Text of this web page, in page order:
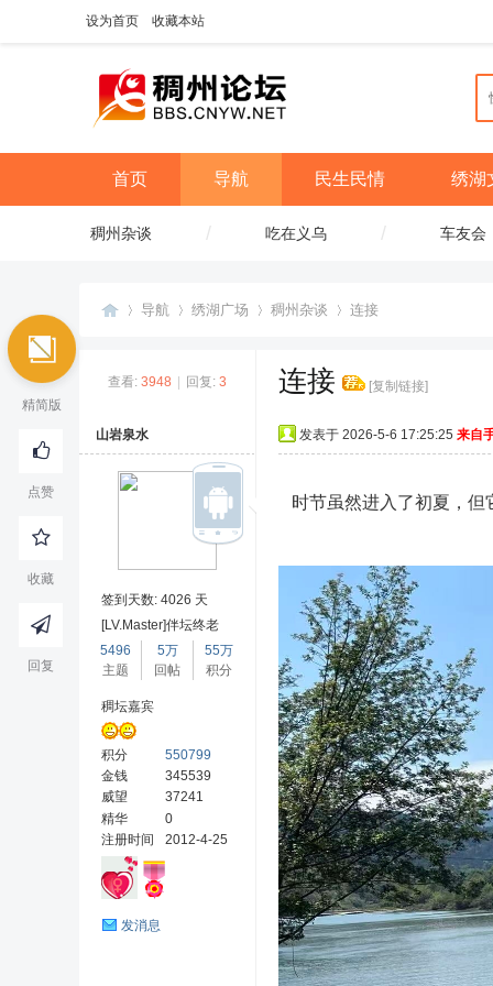
设为首页 收藏本站
首页 导航 民生民情 绣湖
稠州杂谈 / 吃在义乌 / 车友会
乌
热
导航 绣湖广场 稠州杂谈 连接
精简版
点赞
收藏
回复
查看: 3948 回复: 3 连接 [复制链接]
山岩泉水
签到天数: 4026 天
[LV.Master]伴坛终老
5496
主题
5万
回帖
55万
积分
稠坛嘉宾
积分
550799
金钱
345539
威望
37241
精华
0
注册时间
2012-4-25
发消息
发表于 2026-5-6 17:25:25 来自
时节虽然进入了初夏，但